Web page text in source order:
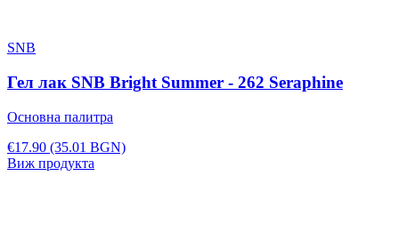
SNB
Гел лак SNB Bright Summer - 262 Seraphine
Основна палитра
€17.90 (35.01 BGN)
Виж продукта